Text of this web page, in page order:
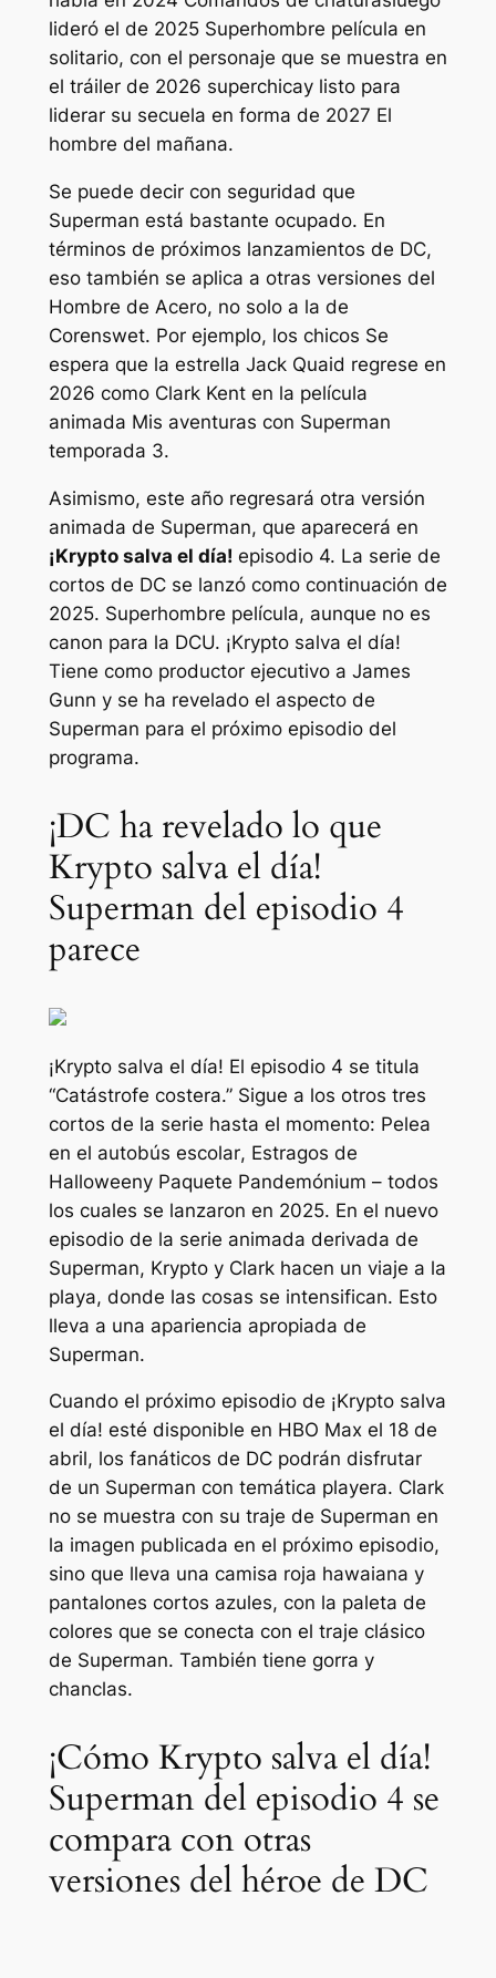
lideró el de 2025 Superhombre película en
solitario, con el personaje que se muestra en
el tráiler de 2026 superchicay listo para
liderar su secuela en forma de 2027 El
hombre del mañana.
Se puede decir con seguridad que
Superman está bastante ocupado. En
términos de próximos lanzamientos de DC,
eso también se aplica a otras versiones del
Hombre de Acero, no solo a la de
Corenswet. Por ejemplo, los chicos Se
espera que la estrella Jack Quaid regrese en
2026 como Clark Kent en la película
animada Mis aventuras con Superman
temporada 3.
Asimismo, este año regresará otra versión
animada de Superman, que aparecerá en
¡Krypto salva el día! episodio 4. La serie de
cortos de DC se lanzó como continuación de
2025. Superhombre película, aunque no es
canon para la DCU. ¡Krypto salva el día!
Tiene como productor ejecutivo a James
Gunn y se ha revelado el aspecto de
Superman para el próximo episodio del
programa.
¡DC ha revelado lo que
Krypto salva el día!
Superman del episodio 4
parece
¡Krypto salva el día! El episodio 4 se titula
“Catástrofe costera.” Sigue a los otros tres
cortos de la serie hasta el momento: Pelea
en el autobús escolar, Estragos de
Halloweeny Paquete Pandemónium – todos
los cuales se lanzaron en 2025. En el nuevo
episodio de la serie animada derivada de
Superman, Krypto y Clark hacen un viaje a la
playa, donde las cosas se intensifican. Esto
lleva a una apariencia apropiada de
Superman.
Cuando el próximo episodio de ¡Krypto salva
el día! esté disponible en HBO Max el 18 de
abril, los fanáticos de DC podrán disfrutar
de un Superman con temática playera. Clark
no se muestra con su traje de Superman en
la imagen publicada en el próximo episodio,
sino que lleva una camisa roja hawaiana y
pantalones cortos azules, con la paleta de
colores que se conecta con el traje clásico
de Superman. También tiene gorra y
chanclas.
¡Cómo Krypto salva el día!
Superman del episodio 4 se
compara con otras
versiones del héroe de DC